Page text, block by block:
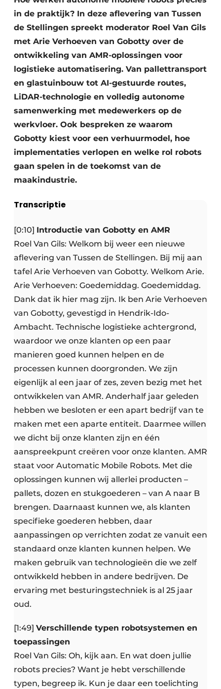
in de praktijk? In deze aflevering van Tussen
de Stellingen spreekt moderator Roel Van Gils
met Arie Verhoeven van Gobotty over de
ontwikkeling van AMR-oplossingen voor
logistieke automatisering. Van pallettransport
en glastuinbouw tot AI-gestuurde routes,
LiDAR-technologie en volledig autonome
samenwerking met medewerkers op de
werkvloer. Ook bespreken ze waarom
Gobotty kiest voor een verhuurmodel, hoe
implementaties verlopen en welke rol robots
gaan spelen in de toekomst van de
maakindustrie.
Transcriptie
[0:10] Introductie van Gobotty en AMR
Roel Van Gils: Welkom bij weer een nieuwe
aflevering van Tussen de Stellingen. Bij mij aan
tafel Arie Verhoeven van Gobotty. Welkom Arie.
Arie Verhoeven: Goedemiddag. Goedemiddag.
Dank dat ik hier mag zijn. Ik ben Arie Verhoeven
van Gobotty, gevestigd in Hendrik-Ido-
Ambacht. Technische logistieke achtergrond,
waardoor we onze klanten op een paar
manieren goed kunnen helpen en de
processen kunnen doorgronden. We zijn
eigenlijk al een jaar of zes, zeven bezig met het
ontwikkelen van AMR. Anderhalf jaar geleden
hebben we besloten er een apart bedrijf van te
maken met een aparte entiteit. Daarmee willen
we dicht bij onze klanten zijn en één
aanspreekpunt creëren voor onze klanten. AMR
staat voor Automatic Mobile Robots. Met die
oplossingen kunnen wij allerlei producten –
pallets, dozen en stukgoederen – van A naar B
brengen. Daarnaast kunnen we, als klanten
specifieke goederen hebben, daar
aanpassingen op verrichten zodat ze vanuit een
standaard onze klanten kunnen helpen. We
maken gebruik van technologieën die we zelf
ontwikkeld hebben in andere bedrijven. De
ervaring met besturingstechniek is al 25 jaar
oud.
[1:49] Verschillende typen robotsystemen en
toepassingen
Roel Van Gils: Oh, kijk aan. En wat doen jullie
robots precies? Want je hebt verschillende
typen, begreep ik. Kun je daar een toelichting